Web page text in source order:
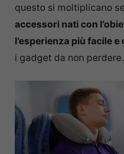
questo si moltiplicano
accessori nati con
l’esperienza più facile e
i gadget da non perdere.